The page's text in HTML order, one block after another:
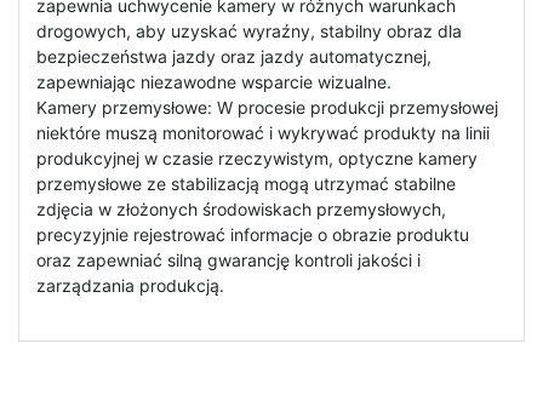
zapewnia uchwycenie kamery w różnych warunkach
drogowych, aby uzyskać wyraźny, stabilny obraz dla
bezpieczeństwa jazdy oraz jazdy automatycznej,
zapewniając niezawodne wsparcie wizualne.
Kamery przemysłowe: W procesie produkcji przemysłowej
niektóre muszą monitorować i wykrywać produkty na linii
produkcyjnej w czasie rzeczywistym, optyczne kamery
przemysłowe ze stabilizacją mogą utrzymać stabilne
zdjęcia w złożonych środowiskach przemysłowych,
precyzyjnie rejestrować informacje o obrazie produktu
oraz zapewniać silną gwarancję kontroli jakości i
zarządzania produkcją.